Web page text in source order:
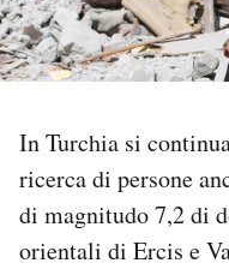
NEWSLETTER
I MIEI PREFERITI
SHOP
In Turchia si
ricerca di persone
di magnitudo 7,2 di
orientali di Ercis e